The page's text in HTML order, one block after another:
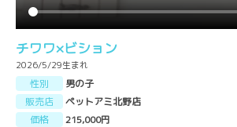
チワワ×ビション
2026/5/29生まれ
性別
男の子
販売店
ペットアミ北野店
価格
215,000円